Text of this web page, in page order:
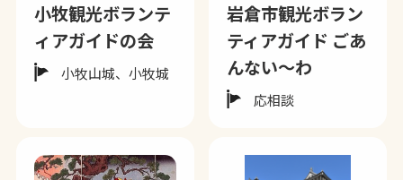
小牧観光ボランテ
ィアガイドの会
小牧山城、小牧城
岩倉市観光ボラン
ティアガイド ごあ
んない～わ
応相談